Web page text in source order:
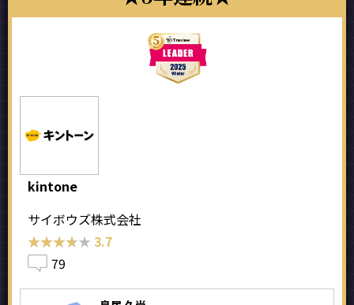
kintone
サイボウズ株式会社
★★★★★
★★★★★ 3.7
79